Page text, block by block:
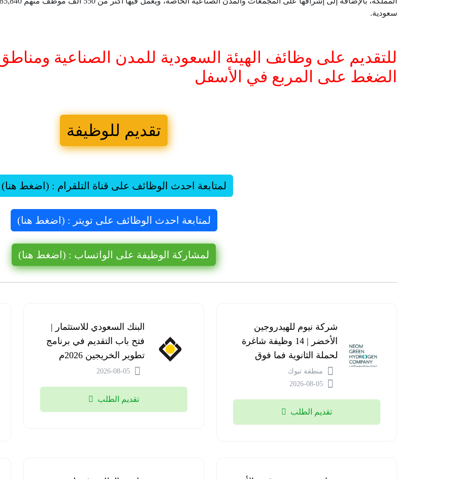
سعودية.
للتقديم على وظائف الهيئة السعودية للمدن الصناعية
الضغط على المربع في الأسفل
تقديم للوظيفة
لمتابعة احدث الوظائف على قناة التلقرام : (اضغط هنا)
لمتابعة احدث الوظائف على تويتر : (اضغط هنا)
لمشاركة الوظيفة على الواتساب : (اضغط هنا)
شركة نيوم للهيدروجين
الأخضر | 14 وظيفة شاغرة
لحملة الثانوية فما فوق
منطقة تبوك
تقديم الطلب
البنك السعودي للاستثمار |
فتح باب التقديم في برنامج
تطوير الخريجين 2026م
تقديم الطلب